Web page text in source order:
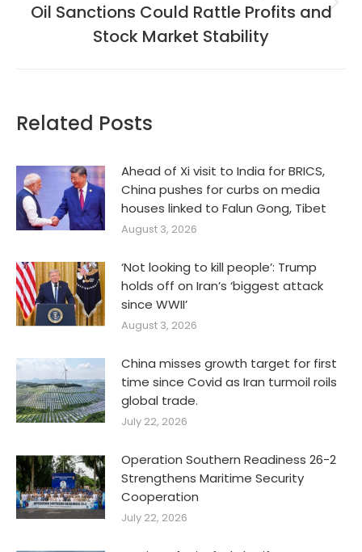
Next
post:
Oil Sanctions Could Rattle Profits and
Stock Market Stability
Related Posts
Ahead of Xi visit to India for BRICS,
China pushes for curbs on media
houses linked to Falun Gong, Tibet
August 3, 2026
‘Not looking to kill people’: Trump
holds off on Iran’s ‘biggest attack
since WWII’
August 3, 2026
China misses growth target for first
time since Covid as Iran turmoil roils
global trade.
July 22, 2026
Operation Southern Readiness 26-2
Strengthens Maritime Security
Cooperation
July 22, 2026